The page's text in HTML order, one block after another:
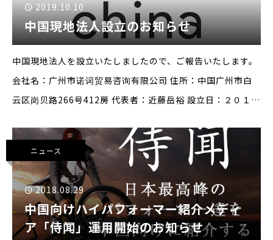
2019.10.10
中国現地法人設立のお知らせ
中国現地法人を設立いたしましたので、ご報告いたします。
会社名：广州市诺词贸易咨询有限公司 住所：中国广州市白
云区岗贝路266号412房 代表者：近藤岳裕 設立日：２０１９
り充実したサービスのご
ニュース
2018.08.29
中国向けハイパフォーマー紹介メディ
ア「侍闻」運用開始のお知らせ